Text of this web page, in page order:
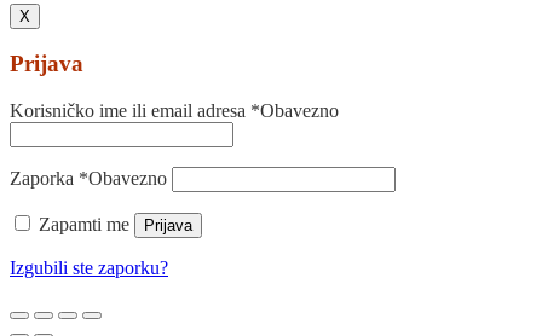
X
Prijava
Korisničko ime ili email adresa *Obavezno
Zaporka *Obavezno
Zapamti me Prijava
Izgubili ste zaporku?